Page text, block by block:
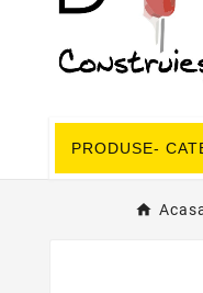
PRODUSE-